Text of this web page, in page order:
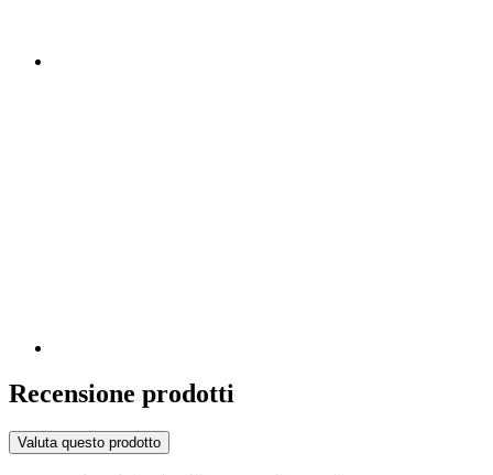
Recensione prodotti
Valuta questo prodotto